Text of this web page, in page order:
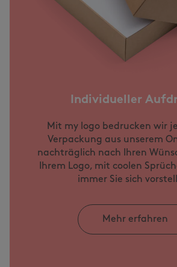
Individueller
Mit my logo bedrucken wir
Verpackung aus unserem
nachträglich nach Ihren
Ihrem Logo, mit coolen
immer Sie sich
Mehr erfahren